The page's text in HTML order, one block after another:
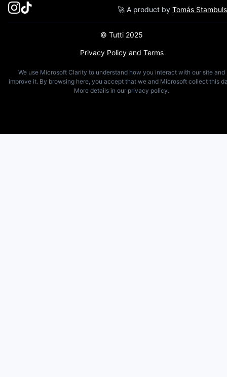
🚀 A product by Tomás
© Tutti 2025
Privacy Policy and Terms
We use Microsoft Clarity to understand how you interact with our site and
improve it. By browsing here, you accept that we and Microsoft collect this
More details in our privacy policy.